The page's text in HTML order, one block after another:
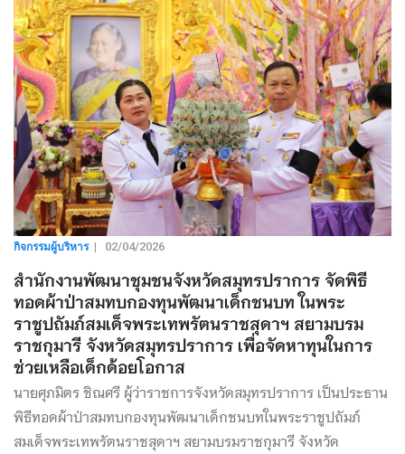
กิจกรรมผู้บริหาร| 02/04/2026
สำนักงานพัฒนาชุมชนจังหวัดสมุทรปราการ จัดพิธี
ทอดผ้าป่าสมทบกองทุนพัฒนาเด็กชนบท ในพระ
ราชูปถัมภ์สมเด็จพระเทพรัตนราชสุดาฯ สยามบรม
ราชกุมารี จังหวัดสมุทรปราการ เพื่อจัดหาทุนในการ
ช่วยเหลือเด็กด้อยโอกาส
นายศุภมิตร ชิณศรี ผู้ว่าราชการจังหวัดสมุทรปราการ เป็นประธาน
พิธีทอดผ้าป่าสมทบกองทุนพัฒนาเด็กชนบทในพระราชูปถัมภ์
สมเด็จพระเทพรัตนราชสุดาฯ สยามบรมราชกุมารี จังหวัด